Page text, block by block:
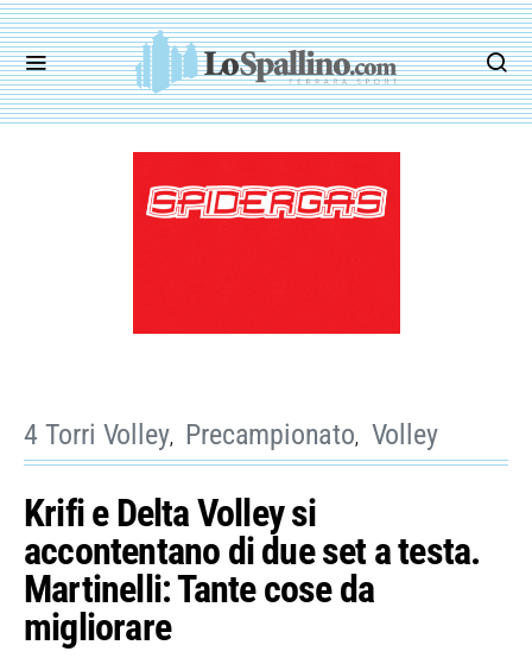
4 Torri Volley Precampionato Volley
Krifi e Delta Volley si
accontentano di due set a testa.
Martinelli: Tante cose da
migliorare